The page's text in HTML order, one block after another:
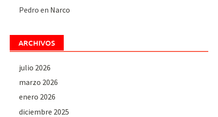
Pedro en Narco
ARCHIVOS
julio 2026
marzo 2026
enero 2026
diciembre 2025